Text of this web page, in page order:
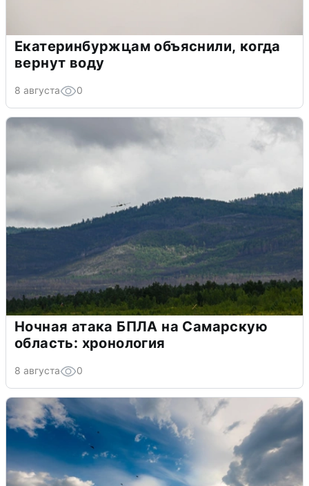
Екатеринбуржцам объяснили, когда
вернут воду
8 августа 0
Ночная атака БПЛА на Самарскую
область: хронология
8 августа 0